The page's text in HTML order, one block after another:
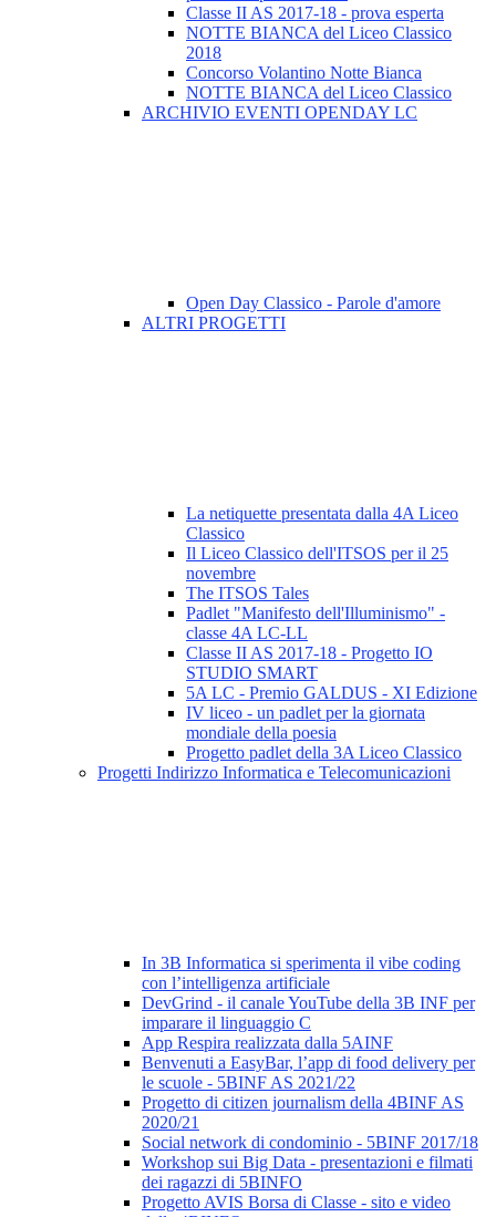
Classe II AS 2017-18 - prova esperta
NOTTE BIANCA del Liceo Classico
2018
Concorso Volantino Notte Bianca
NOTTE BIANCA del Liceo Classico
ARCHIVIO EVENTI OPENDAY LC
Open Day Classico - Parole d'amore
ALTRI PROGETTI
La netiquette presentata dalla 4A Liceo
Classico
Il Liceo Classico dell'ITSOS per il 25
novembre
The ITSOS Tales
Padlet "Manifesto dell'Illuminismo" -
classe 4A LC-LL
Classe II AS 2017-18 - Progetto IO
STUDIO SMART
5A LC - Premio GALDUS - XI Edizione
IV liceo - un padlet per la giornata
mondiale della poesia
Progetto padlet della 3A Liceo Classico
Progetti Indirizzo Informatica e Telecomunicazioni
In 3B Informatica si sperimenta il vibe coding
con l’intelligenza artificiale
DevGrind - il canale YouTube della 3B INF per
imparare il linguaggio C
App Respira realizzata dalla 5AINF
Benvenuti a EasyBar, l’app di food delivery per
le scuole - 5BINF AS 2021/22
Progetto di citizen journalism della 4BINF AS
2020/21
Social network di condominio - 5BINF 2017/18
Workshop sui Big Data - presentazioni e filmati
dei ragazzi di 5BINFO
Progetto AVIS Borsa di Classe - sito e video